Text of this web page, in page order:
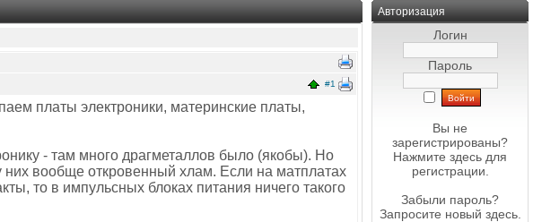
#1
платы электроники, материнские платы,
- там много драгметаллов было (якобы). Но
вообще откровенный хлам. Если на матплатах
то в импульсных блоках питания ничего такого
Авторизация
Логин
Пароль
Вы не
зарегистрированы?
Нажмите здесь для
регистрации.
Забыли пароль?
Запросите новый здесь.